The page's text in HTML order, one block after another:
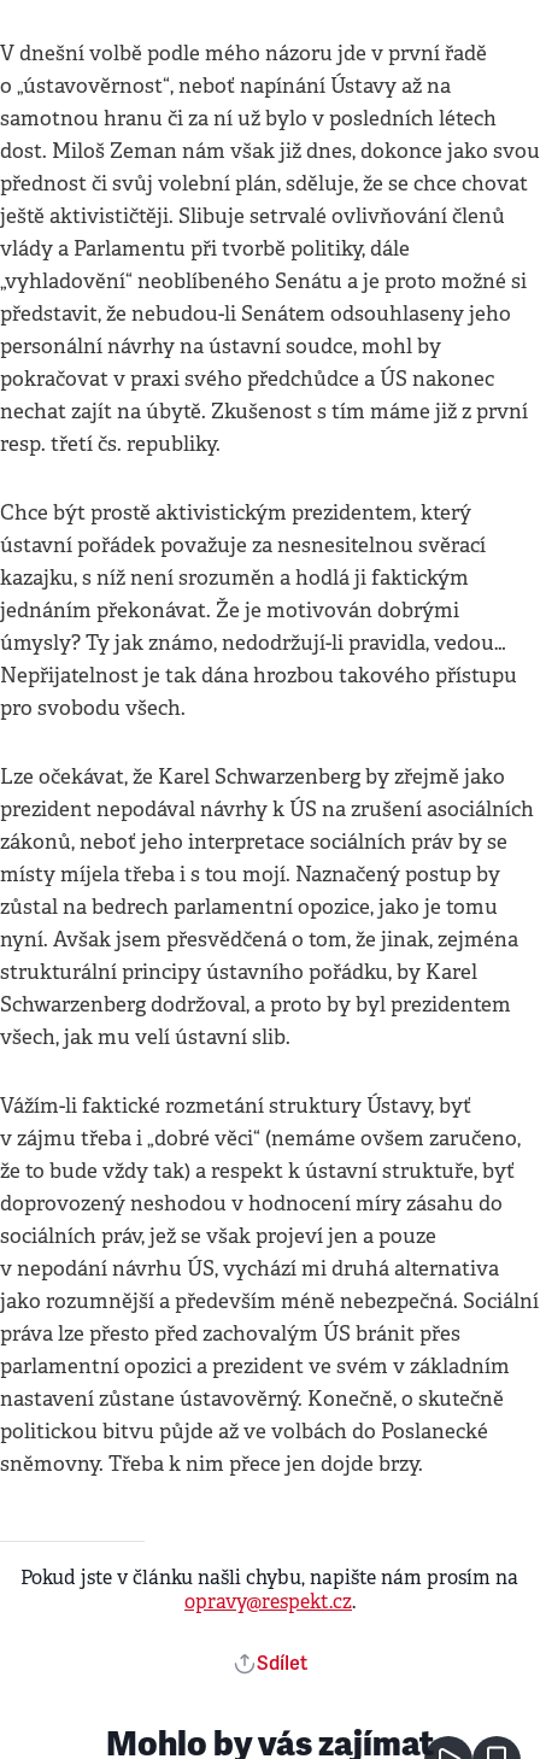
V dnešní volbě podle mého názoru jde v první řadě
o „ústavověrnost“, neboť napínání Ústavy až na
samotnou hranu či za ní už bylo v posledních létech
dost. Miloš Zeman nám však již dnes, dokonce jako svou
přednost či svůj volební plán, sděluje, že se chce chovat
ještě aktivističtěji. Slibuje setrvalé ovlivňování členů
vlády a Parlamentu při tvorbě politiky, dále
„vyhladovění“ neoblíbeného Senátu a je proto možné si
představit, že nebudou-li Senátem odsouhlaseny jeho
personální návrhy na ústavní soudce, mohl by
pokračovat v praxi svého předchůdce a ÚS nakonec
nechat zajít na úbytě. Zkušenost s tím máme již z první
resp. třetí čs. republiky.
Chce být prostě aktivistickým prezidentem, který
ústavní pořádek považuje za nesnesitelnou svěrací
kazajku, s níž není srozuměn a hodlá ji faktickým
jednáním překonávat. Že je motivován dobrými
úmysly? Ty jak známo, nedodržují-li pravidla, vedou…
Nepřijatelnost je tak dána hrozbou takového přístupu
pro svobodu všech.
Lze očekávat, že Karel Schwarzenberg by zřejmě jako
prezident nepodával návrhy k ÚS na zrušení asociálních
zákonů, neboť jeho interpretace sociálních práv by se
místy míjela třeba i s tou mojí. Naznačený postup by
zůstal na bedrech parlamentní opozice, jako je tomu
nyní. Avšak jsem přesvědčená o tom, že jinak, zejména
strukturální principy ústavního pořádku, by Karel
Schwarzenberg dodržoval, a proto by byl prezidentem
všech, jak mu velí ústavní slib.
Vážím-li faktické rozmetání struktury Ústavy, byť
v zájmu třeba i „dobré věci“ (nemáme ovšem zaručeno,
že to bude vždy tak) a respekt k ústavní struktuře, byť
doprovozený neshodou v hodnocení míry zásahu do
sociálních práv, jež se však projeví jen a pouze
v nepodání návrhu ÚS, vychází mi druhá alternativa
jako rozumnější a především méně nebezpečná. Sociální
práva lze přesto před zachovalým ÚS bránit přes
parlamentní opozici a prezident ve svém v základním
nastavení zůstane ústavověrný. Konečně, o skutečně
politickou bitvu půjde až ve volbách do Poslanecké
sněmovny. Třeba k nim přece jen dojde brzy.
Pokud jste v článku našli chybu, napište nám prosím na
opravy@respekt.cz.
Sdílet
Mohlo by vás zajímat